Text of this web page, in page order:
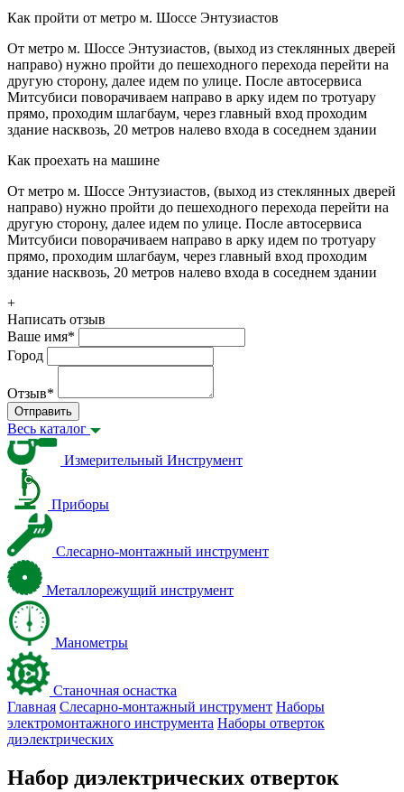
Как пройти от метро м. Шоссе Энтузиастов
От метро м. Шоссе Энтузиастов, (выход из стеклянных дверей
направо) нужно пройти до пешеходного перехода перейти на
другую сторону, далее идем по улице. После автосервиса
Митсубиси поворачиваем направо в арку идем по тротуару
прямо, проходим шлагбаум, через главный вход проходим
здание насквозь, 20 метров налево входа в соседнем здании
Как проехать на машине
От метро м. Шоссе Энтузиастов, (выход из стеклянных дверей
направо) нужно пройти до пешеходного перехода перейти на
другую сторону, далее идем по улице. После автосервиса
Митсубиси поворачиваем направо в арку идем по тротуару
прямо, проходим шлагбаум, через главный вход проходим
здание насквозь, 20 метров налево входа в соседнем здании
+
Написать отзыв
Ваше имя*
Город
Отзыв*
Отправить
Весь каталог
Измерительный Инструмент
Приборы
Слесарно-монтажный инструмент
Металлорежущий инструмент
Манометры
Станочная оснастка
Главная Слесарно-монтажный инструмент Наборы
электромонтажного инструмента Наборы отверток
диэлектрических
Набор диэлектрических отверток